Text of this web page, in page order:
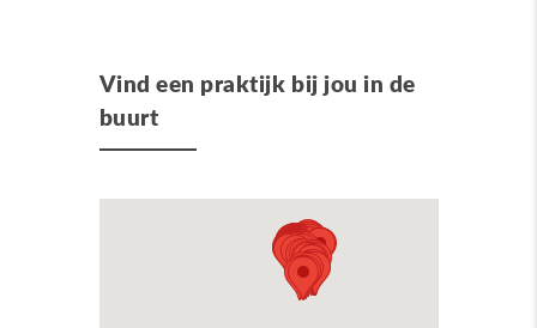
Vind een praktijk bij jou in de
buurt